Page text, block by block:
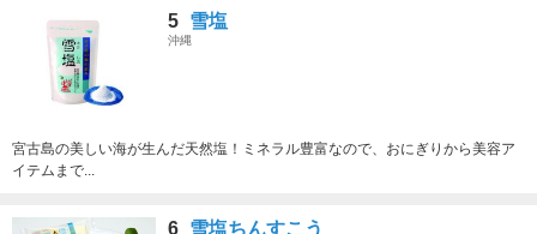
5 雪塩
沖縄
宮古島の美しい海が生んだ天然塩！ミネラル豊富なので、おにぎりから美容ア
イテムまで...
6 雪塩ちんすこう